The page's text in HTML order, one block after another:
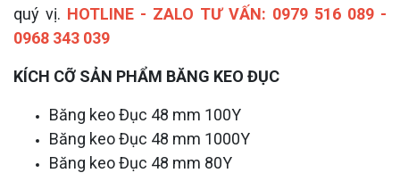
quý vị. HOTLINE - ZALO TƯ VẤN: 0979 516 089 -
0968 343 039
KÍCH CỠ SẢN PHẨM BĂNG KEO ĐỤC
Băng keo Đục 48 mm 100Y
Băng keo Đục 48 mm 1000Y
Băng keo Đục 48 mm 80Y